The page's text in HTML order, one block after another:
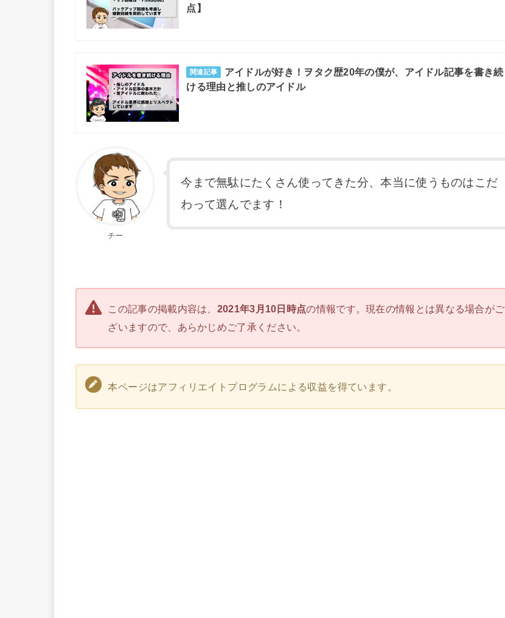
点】
関連記事
アイドルが好き！ヲタク歴20年の僕が、アイドル記事を書き続
ける理由と推しのアイドル
チー
今まで無駄にたくさん使ってきた分、本当に使うものはこだ
わって選んでます！
この記事の掲載内容は、 2021年3月10日時点の情報です。現在の情報とは異なる場合がご
ざいますので、あらかじめご了承ください。
本ページはアフィリエイトプログラムによる収益を得ています。